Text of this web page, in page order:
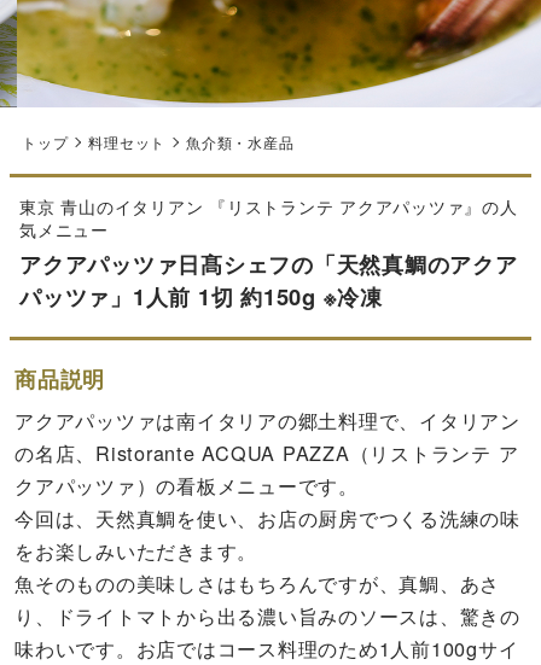
トップ 料理セット 魚介類・水産品
東京 青山のイタリアン 『リストランテ アクアパッツァ』の人
気メニュー
アクアパッツァ日髙シェフの「天然真鯛のアクア
パッツァ」1人前 1切 約150g ※冷凍
商品説明
アクアパッツァは南イタリアの郷土料理で、イタリアン
の名店、Ristorante ACQUA PAZZA（リストランテ ア
クアパッツァ）の看板メニューです。
今回は、天然真鯛を使い、お店の厨房でつくる洗練の味
をお楽しみいただきます。
魚そのものの美味しさはもちろんですが、真鯛、あさ
り、ドライトマトから出る濃い旨みのソースは、驚きの
味わいです。お店ではコース料理のため1人前100gサイ